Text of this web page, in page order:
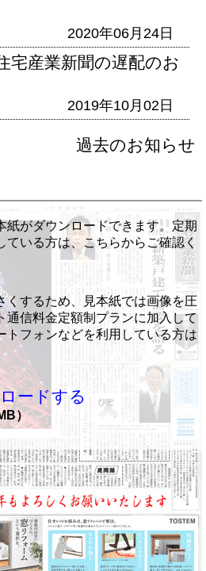
2020年06月24日
宅産業新聞の遅配のお
2019年10月02日
過去のお知らせ
紙がダウンロードできます。定期
ている方は、こちらからご確認く
くするため、見本紙では画像を圧
通信料金定額制プランに加入して
トフォンなどを利用している方は
ードする
）